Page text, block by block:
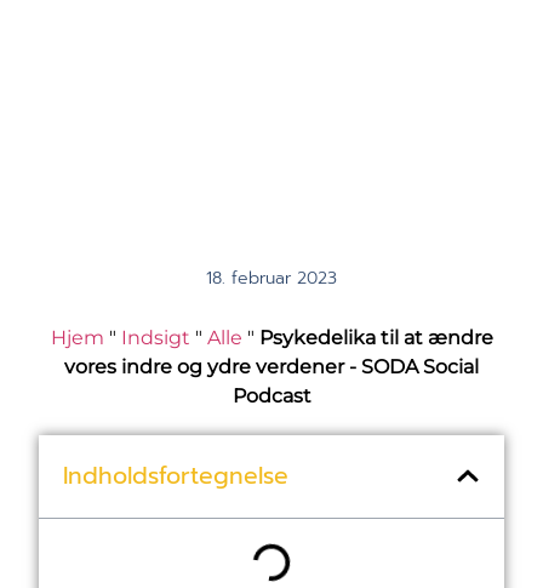
18. februar 2023
Hjem " Indsigt " Alle " Psykedelika til at ændre
vores indre og ydre verdener - SODA Social
Podcast
Indholdsfortegnelse